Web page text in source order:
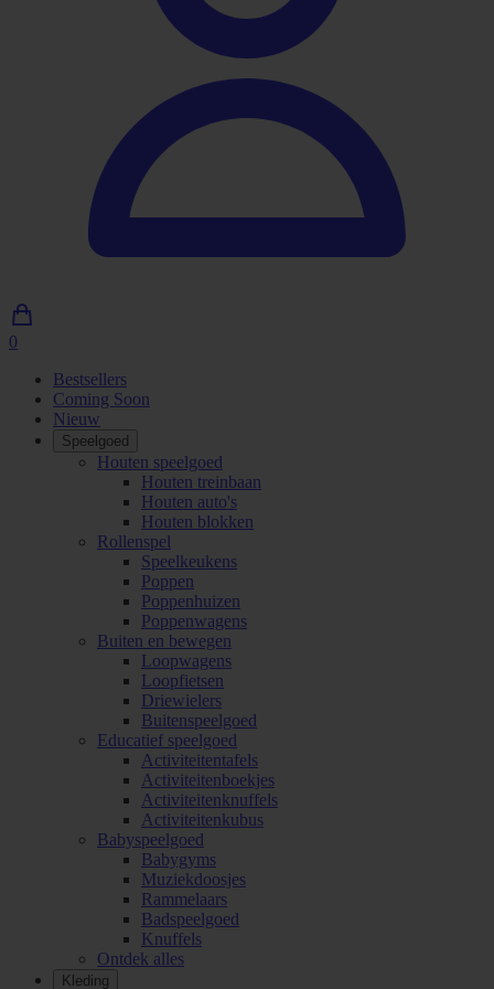
0
winkelwagen
Bestsellers
Coming Soon
Nieuw
Speelgoed
Houten speelgoed
Houten treinbaan
Houten auto's
Houten blokken
Rollenspel
Speelkeukens
Poppen
Poppenhuizen
Poppenwagens
Buiten en bewegen
Loopwagens
Loopfietsen
Driewielers
Buitenspeelgoed
Educatief speelgoed
Activiteitentafels
Activiteitenboekjes
Activiteitenknuffels
Activiteitenkubus
Babyspeelgoed
Babygyms
Muziekdoosjes
Rammelaars
Badspeelgoed
Knuffels
Ontdek alles
Kleding